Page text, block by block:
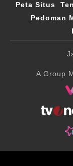
Peta Situs
Pedoman
A Group